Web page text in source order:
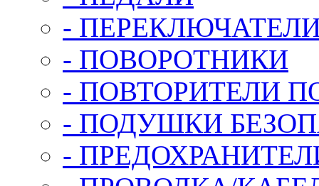
-
- ПОВОРОТНИКИ
- ПОВТОРИТЕЛИ
- ПОДУШКИ
-